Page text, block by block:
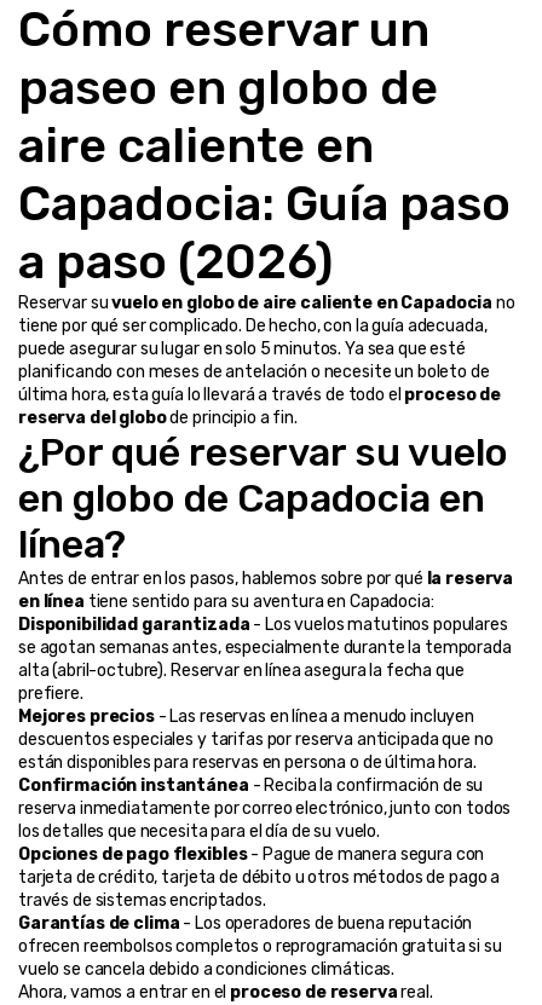
Cómo reservar un
paseo en globo de
aire caliente en
Capadocia: Guía paso
a paso (2026)
Reservar su vuelo en globo de aire caliente en Capadocia no
tiene por qué ser complicado. De hecho, con la guía adecuada,
puede asegurar su lugar en solo 5 minutos. Ya sea que esté
planificando con meses de antelación o necesite un boleto de
última hora, esta guía lo llevará a través de todo el proceso de
reserva del globo de principio a fin.
¿Por qué reservar su vuelo
en globo de Capadocia en
línea?
Antes de entrar en los pasos, hablemos sobre por qué la reserva
en línea tiene sentido para su aventura en Capadocia:
Disponibilidad garantizada - Los vuelos matutinos populares
se agotan semanas antes, especialmente durante la temporada
alta (abril-octubre). Reservar en línea asegura la fecha que
prefiere.
Mejores precios - Las reservas en línea a menudo incluyen
descuentos especiales y tarifas por reserva anticipada que no
están disponibles para reservas en persona o de última hora.
Confirmación instantánea - Reciba la confirmación de su
reserva inmediatamente por correo electrónico, junto con todos
los detalles que necesita para el día de su vuelo.
Opciones de pago flexibles - Pague de manera segura con
tarjeta de crédito, tarjeta de débito u otros métodos de pago a
través de sistemas encriptados.
Garantías de clima - Los operadores de buena reputación
ofrecen reembolsos completos o reprogramación gratuita si su
vuelo se cancela debido a condiciones climáticas.
Ahora, vamos a entrar en el proceso de reserva real.